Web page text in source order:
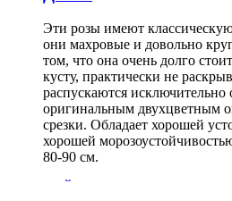
Эти розы имеют
они махровые и довольно
том, что она очень долго
кусту, практически не
распускаются
оригинальным двухцветным
срезки. Обладает хорошей
хорошей
80-90 см.